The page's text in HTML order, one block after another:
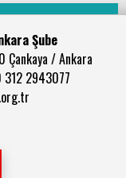
Şube
Çankaya / Ankara
2943077